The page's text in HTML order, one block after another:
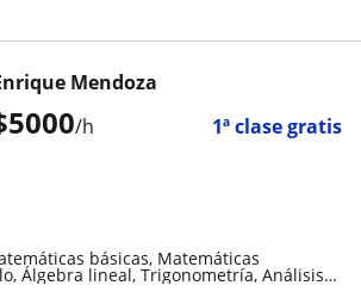
5000/h 1ª clase gratis
Mendoza
básicas, Matemáticas
Álgebra lineal, Trigonometría, Análisis
de números, LaTeX, Matemáticas